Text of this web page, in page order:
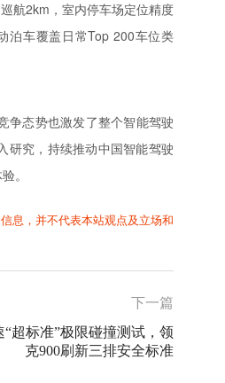
航2km，室内停车场定位精度
泊车覆盖日常Top 200车位类
争态势也激发了整个智能驾驶
研究，持续推动中国智能驾驶
。
息，并不代表本站观点及立场和
下一篇
超标准”极限碰撞测试，领
克900刷新三排安全标准